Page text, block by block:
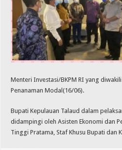
Menteri Investasi/BKPM RI yang
Penanaman Modal(16/06).
Bupati Kepulauan Talaud dalam
didampingi oleh Asisten Ekonomi dan
Tinggi Pratama, Staf Khusu Bupati dan